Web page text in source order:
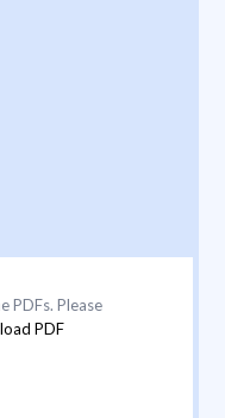
PDFs. Please
PDF